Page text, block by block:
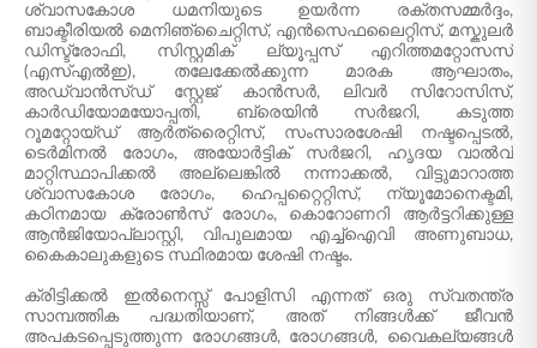
ശ്വാസകോശ ധമനിയുടെ ഉയർന്ന രക്തസമ്മർദ്ദം,
ബാക്ടീരിയൽ മെനിഞ്ചൈറ്റിസ്, എൻസെഫലൈറ്റിസ്, മസ്കുലർ
ഡിസ്ട്രോഫി, സിസ്റ്റമിക് ല്യൂപ്പസ് എറിത്തമറ്റോസസ്
(എസ്എൽഇ), തലേക്കേൽക്കുന്ന മാരക ആഘാതം,
അഡ്വാൻസ്ഡ് സ്റ്റേജ് കാൻസർ, ലിവർ സിറോസിസ്,
കാർഡിയോമയോപ്പതി, ബ്രെയിൻ സർജറി, കടുത്ത
റൂമറ്റോയ്ഡ് ആർത്രൈറ്റിസ്, സംസാരശേഷി നഷ്ടപ്പെടൽ,
ടെർമിനൽ രോഗം, അയോർട്ടിക് സർജറി, ഹൃദയ വാൽവ്
മാറ്റിസ്ഥാപിക്കൽ അല്ലെങ്കിൽ നന്നാക്കൽ, വിട്ടുമാറാത്ത
ശ്വാസകോശ രോഗം, ഹെപ്പറ്റൈറ്റിസ്, ന്യൂമോനെക്ടമി,
കഠിനമായ ക്രോൺസ് രോഗം, കൊറോണറി ആർട്ടറിക്കുള്ള
ആൻജിയോപ്ലാസ്റ്റി, വിപുലമായ എച്ച്ഐവി അണുബാധ,
കൈകാലുകളുടെ സ്ഥിരമായ ശേഷി നഷ്ടം.
ക്രിട്ടിക്കൽ ഇൽനെസ്സ് പോളിസി എന്നത് ഒരു സ്വതന്ത്ര
സാമ്പത്തിക പദ്ധതിയാണ്, അത് നിങ്ങൾക്ക് ജീവൻ
അപകടപ്പെടുത്തുന്ന രോഗങ്ങൾ, രോഗങ്ങൾ, വൈകല്യങ്ങൾ